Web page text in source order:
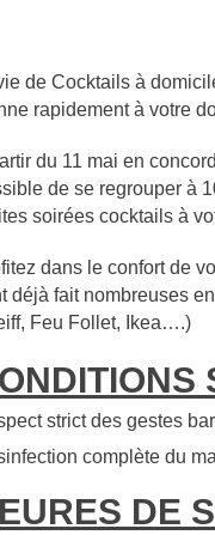
de Cocktails à
rapidement à votre
du 11 mai en
de se regrouper à
soirées cocktails à
dans le confort de
déjà fait nombreuses
Feu Follet, Ikea….)
strict des gestes
complète du
DE